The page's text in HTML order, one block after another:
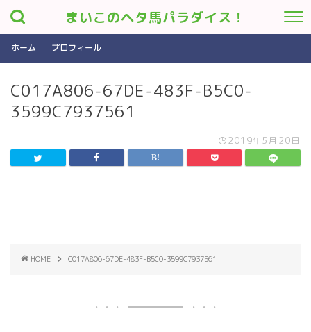
まいこのヘタ馬パラダイス！
ホーム プロフィール
C017A806-67DE-483F-B5C0-
3599C7937561
2019年5月20日
HOME C017A806-67DE-483F-B5C0-3599C7937561